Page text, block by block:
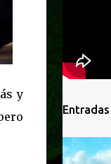
y